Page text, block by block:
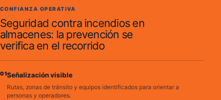
CONFIANZA OPERATIVA
Seguridad contra incendios en
almacenes: la prevención se
verifica en el recorrido
01Señalización visible
Rutas, zonas de tránsito y equipos identificados para orientar a
personas y operadores.